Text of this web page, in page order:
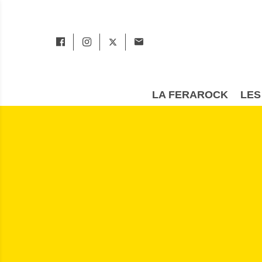
LA FERAROCK